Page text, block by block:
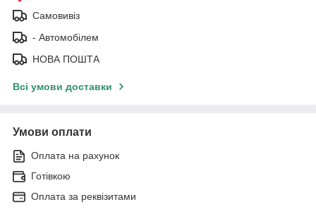
Самовивіз
- Автомобілем
НОВА ПОШТА
Всі умови доставки
Умови оплати
Оплата на рахунок
Готівкою
Оплата за реквізитами